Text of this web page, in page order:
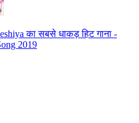
का सबसे धाकड़ हिट गाना -
2019